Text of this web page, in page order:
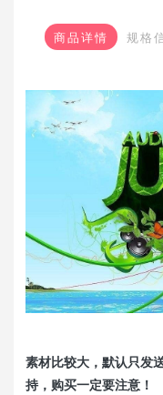
商品详情 规格
素材比较大，默认只发
持，购买一定要注意！